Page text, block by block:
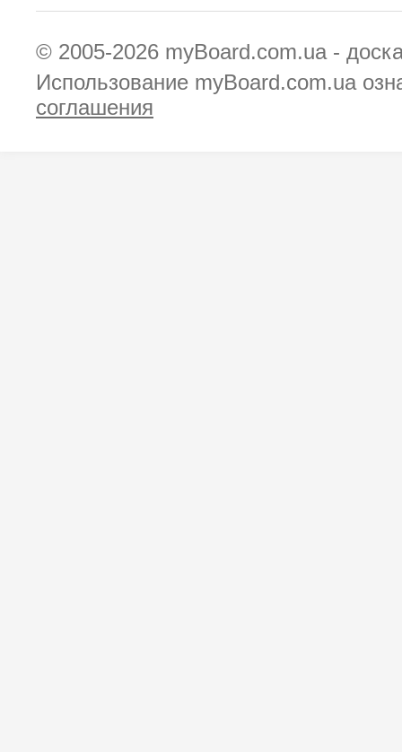
© 2005-2026 myBoard.com.ua -
Использование myBoard.com.ua
соглашения